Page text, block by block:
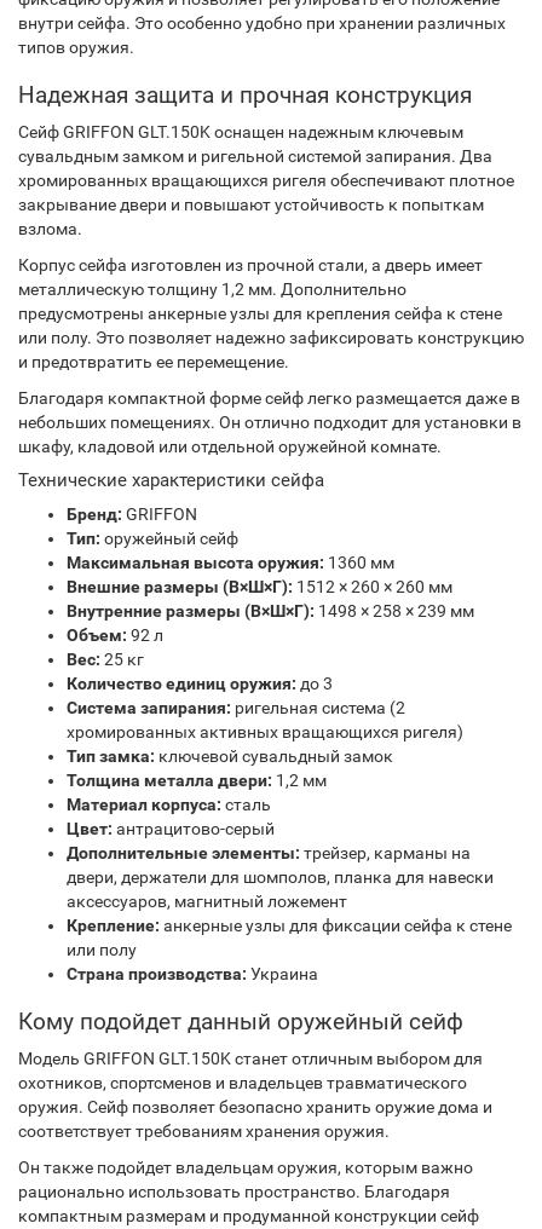
внутри сейфа. Это особенно удобно при хранении различных
типов оружия.
Надежная защита и прочная конструкция
Сейф GRIFFON GLT.150K оснащен надежным ключевым
сувальдным замком и ригельной системой запирания. Два
хромированных вращающихся ригеля обеспечивают плотное
закрывание двери и повышают устойчивость к попыткам
взлома.
Корпус сейфа изготовлен из прочной стали, а дверь имеет
металлическую толщину 1,2 мм. Дополнительно
предусмотрены анкерные узлы для крепления сейфа к стене
или полу. Это позволяет надежно зафиксировать конструкцию
и предотвратить ее перемещение.
Благодаря компактной форме сейф легко размещается даже в
небольших помещениях. Он отлично подходит для установки в
шкафу, кладовой или отдельной оружейной комнате.
Технические характеристики сейфа
Бренд: GRIFFON
Тип: оружейный сейф
Максимальная высота оружия: 1360 мм
Внешние размеры (В×Ш×Г): 1512 × 260 × 260 мм
Внутренние размеры (В×Ш×Г): 1498 × 258 × 239 мм
Объем: 92 л
Вес: 25 кг
Количество единиц оружия: до 3
Система запирания: ригельная система (2
хромированных активных вращающихся ригеля)
Тип замка: ключевой сувальдный замок
Толщина металла двери: 1,2 мм
Материал корпуса: сталь
Цвет: антрацитово‑серый
Дополнительные элементы: трейзер, карманы на
двери, держатели для шомполов, планка для навески
аксессуаров, магнитный ложемент
Крепление: анкерные узлы для фиксации сейфа к стене
или полу
Страна производства: Украина
Кому подойдет данный оружейный сейф
Модель GRIFFON GLT.150K станет отличным выбором для
охотников, спортсменов и владельцев травматического
оружия. Сейф позволяет безопасно хранить оружие дома и
соответствует требованиям хранения оружия.
Он также подойдет владельцам оружия, которым важно
рационально использовать пространство. Благодаря
компактным размерам и продуманной конструкции сейф